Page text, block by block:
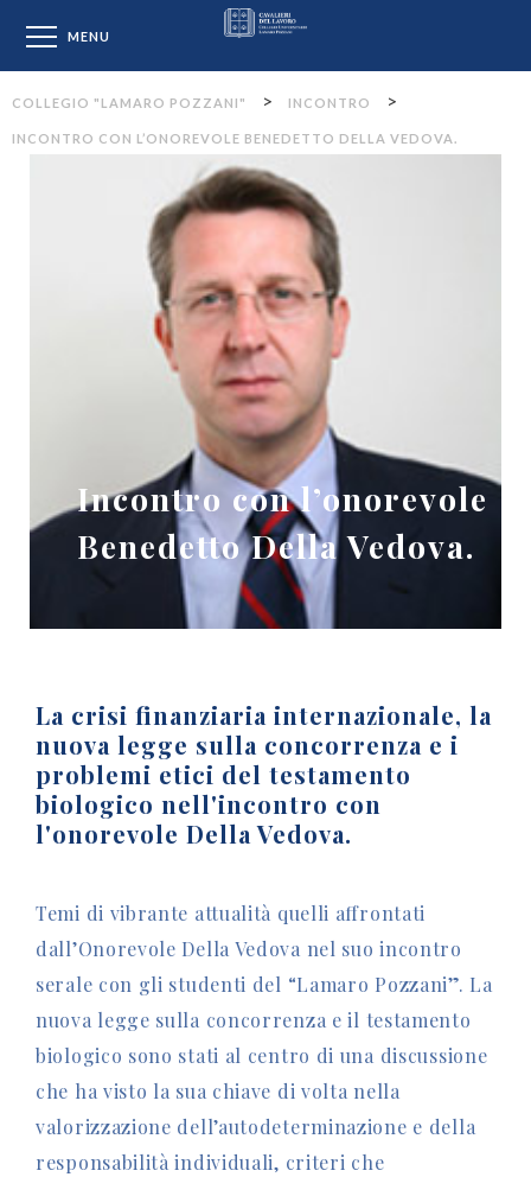
MENU
COLLEGIO "LAMARO POZZANI" > INCONTRO >
INCONTRO CON L’ONOREVOLE BENEDETTO DELLA VEDOVA.
Incontro con l’onorevole
Benedetto Della Vedova.
La crisi finanziaria internazionale, la
nuova legge sulla concorrenza e i
problemi etici del testamento
biologico nell'incontro con
l'onorevole Della Vedova.
Temi di vibrante attualità quelli affrontati
dall’Onorevole Della Vedova nel suo incontro
serale con gli studenti del “Lamaro Pozzani”. La
nuova legge sulla concorrenza e il testamento
biologico sono stati al centro di una discussione
che ha visto la sua chiave di volta nella
valorizzazione dell’autodeterminazione e della
responsabilità individuali, criteri che